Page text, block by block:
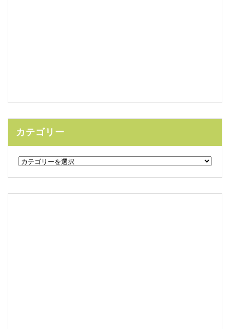
カテゴリー
カ
リ